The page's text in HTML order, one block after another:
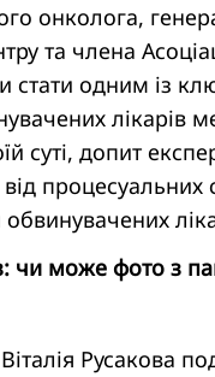
онколога,
та члена
одним із
суті, допит
процесуальних
чи може фото з
Русакова